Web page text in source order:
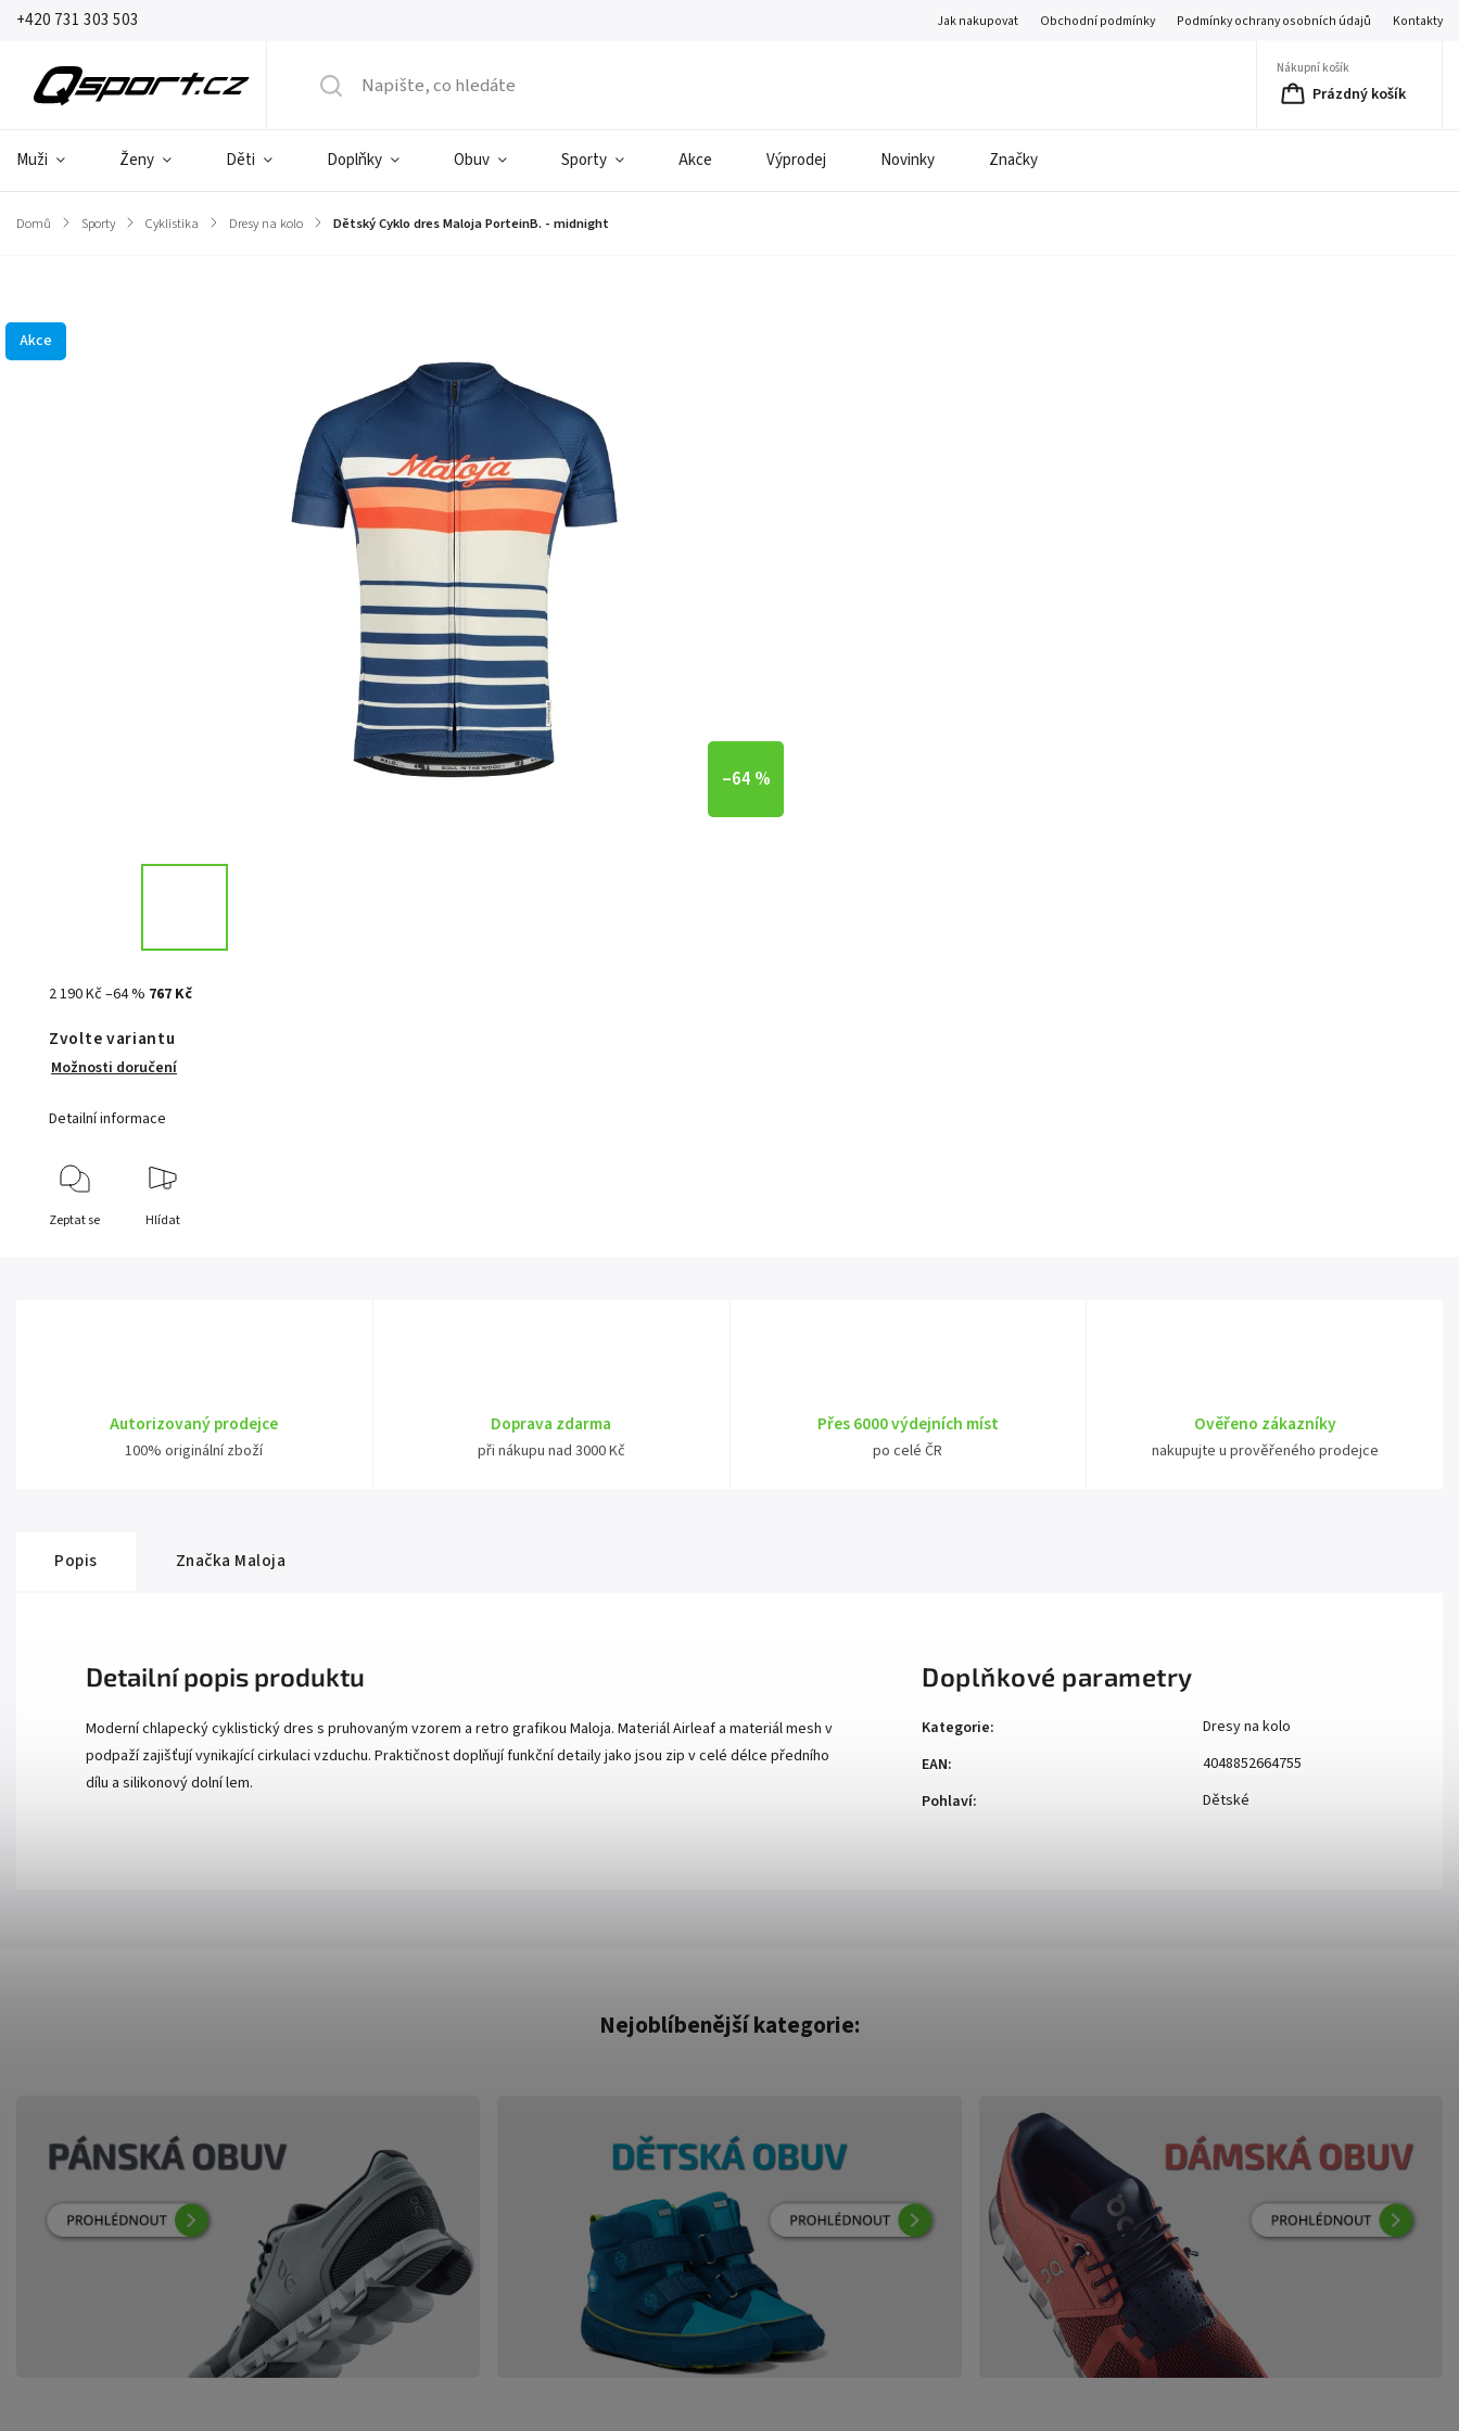
+420 731 303 503 Jak nakupovat Obchodní podmínky Podmínky ochrany osobních údajů Kontakty
Nákupní košík
Prázdný košík
Muži Ženy Děti Doplňky Obuv Sporty Akce Výprodej Novinky Značky
Domů / Sporty / Cyklistika / Dresy na kolo / Dětský Cyklo dres Maloja PorteinB. - midnight
Akce
–64 %
2 190 Kč–64 % 767 Kč
Zvolte variantu
Možnosti doručení
Detailní informace
Zeptat se Hlídat
Autorizovaný prodejce
100% originální zboží
Doprava zdarma
při nákupu nad 3000 Kč
Přes 6000 výdejních míst
po celé ČR
Ověřeno zákazníky
nakupujte u prověřeného prodejce
Popis Značka Maloja
Detailní popis produktu
Moderní chlapecký cyklistický dres s pruhovaným vzorem a retro grafikou Maloja. Materiál Airleaf a materiál mesh v
podpaží zajišťují vynikající cirkulaci vzduchu. Praktičnost doplňují funkční detaily jako jsou zip v celé délce předního
dílu a silikonový dolní lem.
Doplňkové parametry
Kategorie:
Dresy na kolo
EAN:
4048852664755
Pohlaví: Dětské
Nejoblíbenější kategorie: